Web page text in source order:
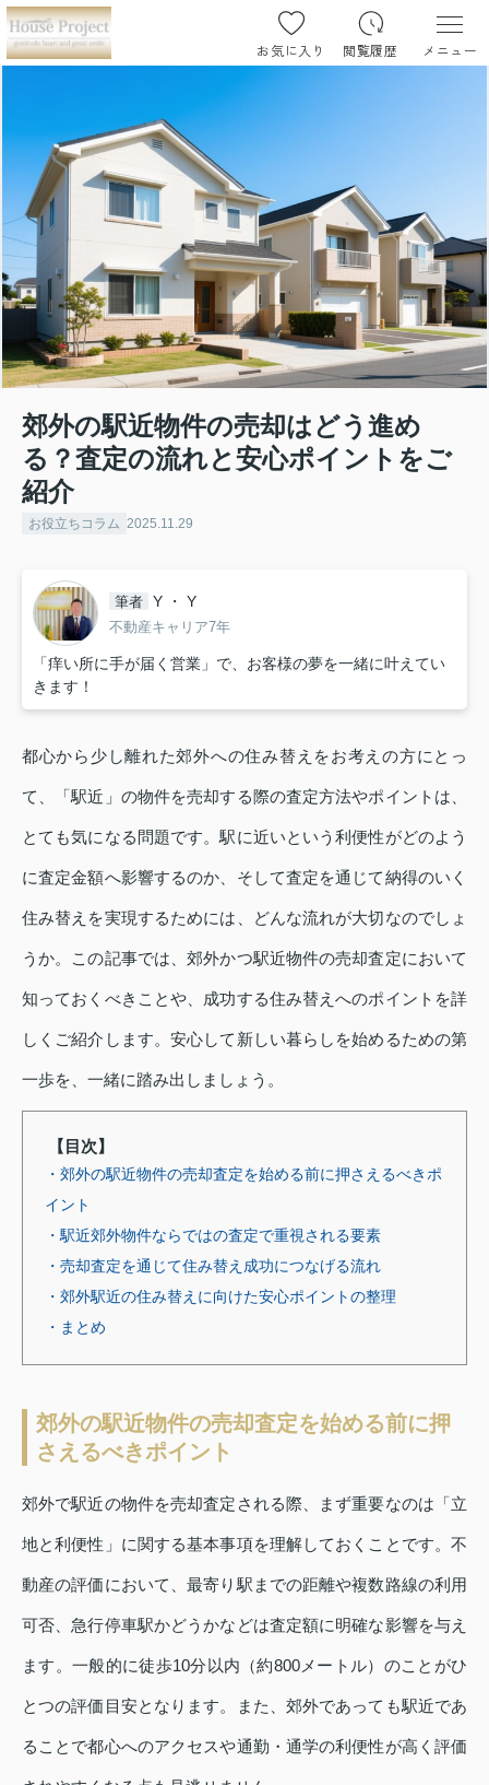
お気に入り 閲覧履歴 メニュー
郊外の駅近物件の売却はどう進め
る？査定の流れと安心ポイントをご
紹介
お役立ちコラム 2025.11.29
筆者 Y ・ Y
不動産キャリア7年
「痒い所に手が届く営業」で、お客様の夢を一緒に叶えてい
きます！
都心から少し離れた郊外への住み替えをお考えの方にとっ
て、「駅近」の物件を売却する際の査定方法やポイントは、
とても気になる問題です。駅に近いという利便性がどのよう
に査定金額へ影響するのか、そして査定を通じて納得のいく
住み替えを実現するためには、どんな流れが大切なのでしょ
うか。この記事では、郊外かつ駅近物件の売却査定において
知っておくべきことや、成功する住み替えへのポイントを詳
しくご紹介します。安心して新しい暮らしを始めるための第
一歩を、一緒に踏み出しましょう。
【目次】
・郊外の駅近物件の売却査定を始める前に押さえるべきポ
イント
・駅近郊外物件ならではの査定で重視される要素
・売却査定を通じて住み替え成功につなげる流れ
・郊外駅近の住み替えに向けた安心ポイントの整理
・まとめ
郊外の駅近物件の売却査定を始める前に押
さえるべきポイント
郊外で駅近の物件を売却査定される際、まず重要なのは「立
地と利便性」に関する基本事項を理解しておくことです。不
動産の評価において、最寄り駅までの距離や複数路線の利用
可否、急行停車駅かどうかなどは査定額に明確な影響を与え
ます。一般的に徒歩10分以内（約800メートル）のことがひ
とつの評価目安となります。また、郊外であっても駅近であ
ることで都心へのアクセスや通勤・通学の利便性が高く評価